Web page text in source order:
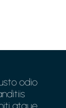
odio
atque